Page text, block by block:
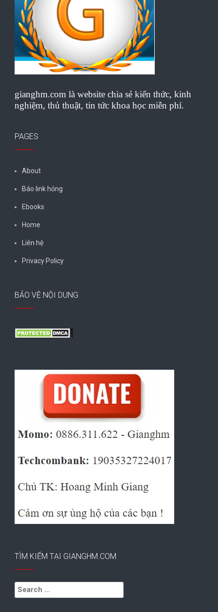
gianghm.com là website chia sẻ kiến thức, kinh
nghiệm, thủ thuật, tin tức khoa học miễn phí.
PAGES
About
Báo link hỏng
Ebooks
Home
Liên hệ
Privacy Policy
BẢO VỆ NỘI DUNG
TÌM KIẾM TẠI GIANGHM.COM
Search
for: